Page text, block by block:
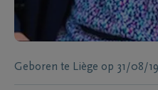
Geboren te Liège op 31/08/